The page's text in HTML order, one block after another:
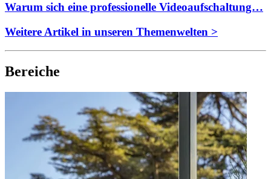
Warum sich eine professionelle Videoaufschaltung…
Weitere Artikel in unseren Themenwelten >
Bereiche